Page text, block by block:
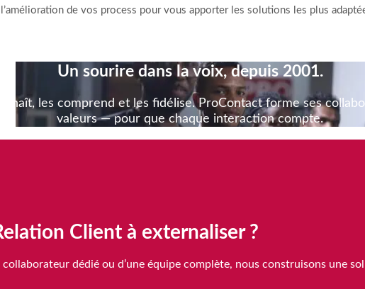
de vos process pour vous apporter les solutions les plus
Un sourire dans la voix, depuis 2001.
les comprend et les fidélise. ProContact forme ses
valeurs — pour que chaque interaction compte.
Client à externaliser ?
collaborateur dédié ou d’une équipe complète, nous construisons une